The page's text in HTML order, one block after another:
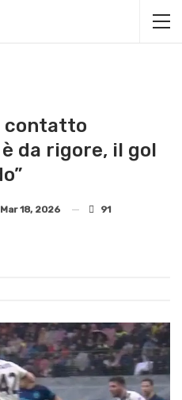
contatto
da rigore, il gol
Mar 18, 2026 91